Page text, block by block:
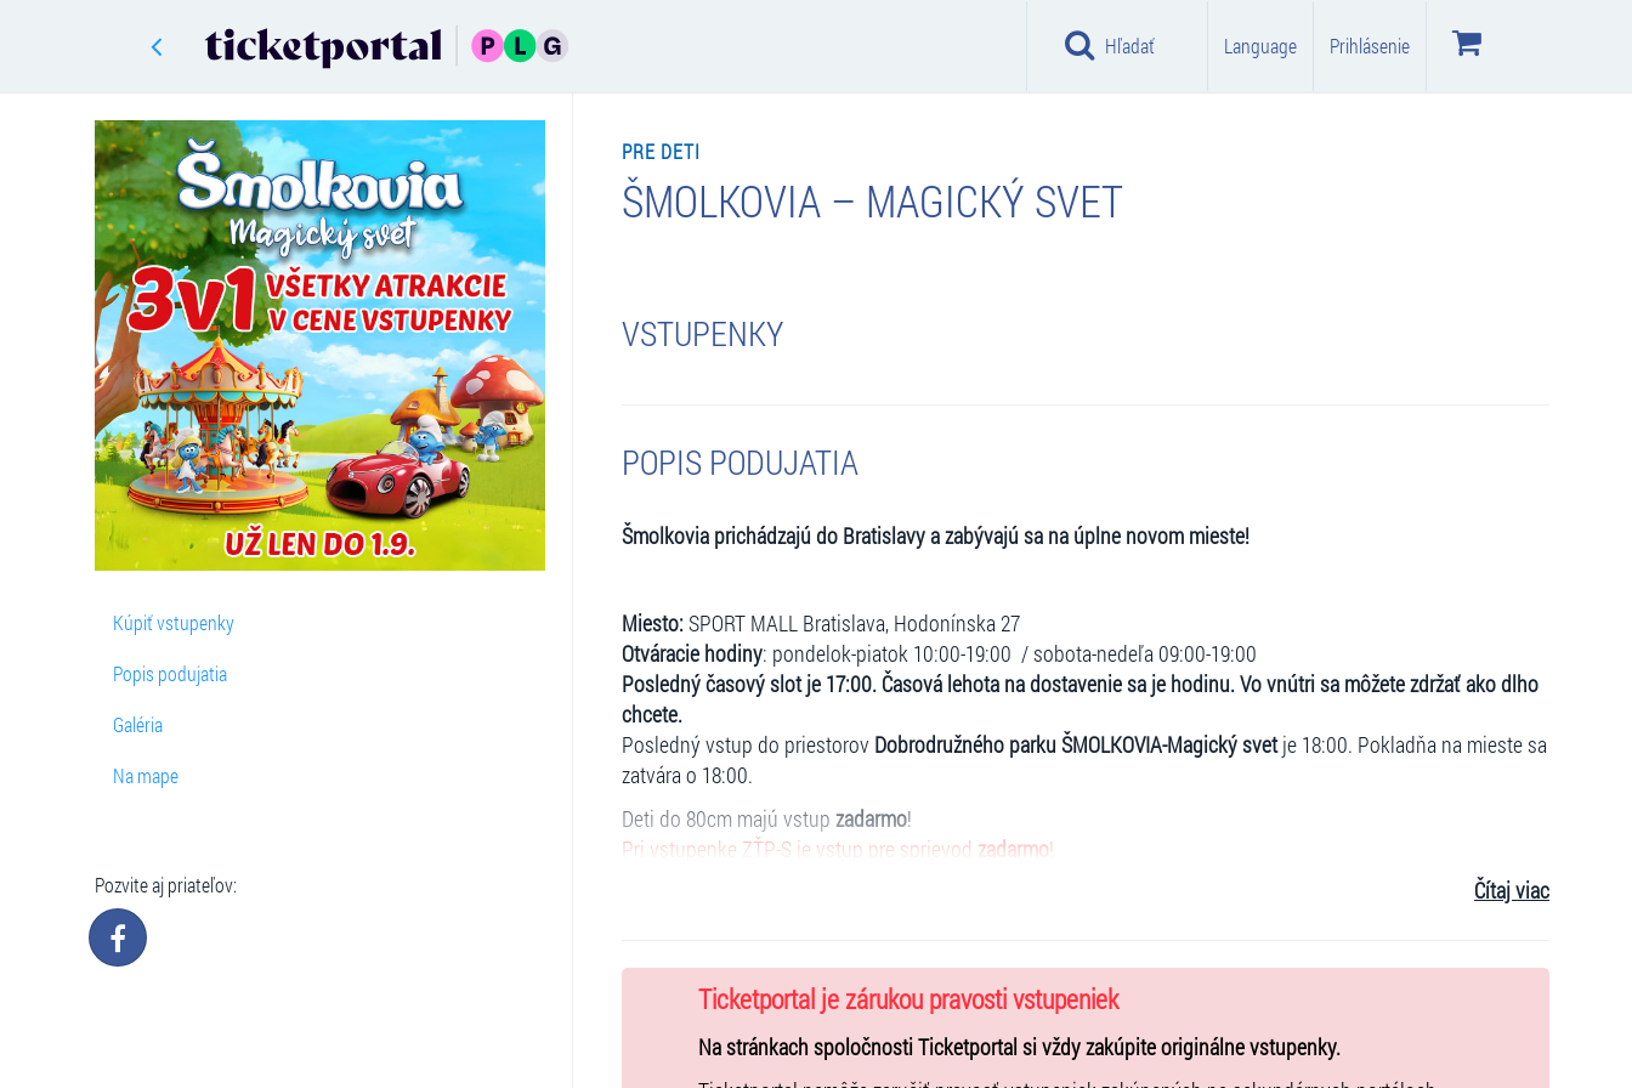
Hľadať Language Prihlásenie
Kúpiť vstupenky
Popis podujatia
Galéria
Na mape
Pozvite aj priateľov:
PRE DETI
ŠMOLKOVIA – MAGICKÝ SVET
VSTUPENKY
POPIS PODUJATIA
Šmolkovia prichádzajú do Bratislavy a zabývajú sa na úplne novom mieste!
Miesto: SPORT MALL Bratislava, Hodonínska 27
Otváracie hodiny: pondelok-piatok 10:00-19:00 / sobota-nedeľa 09:00-19:00
Posledný časový slot je 17:00. Časová lehota na dostavenie sa je hodinu. Vo vnútri sa môžete zdržať ako dlho
chcete.
Posledný vstup do priestorov Dobrodružného parku ŠMOLKOVIA-Magický svetje 18:00. Pokladňa na mieste sa
zatvára o 18:00.
Deti do 80cm majú vstup zadarmo!
Pri vstupenke ZŤP-S je vstup pre sprievod zadarmo!
VIP Golden Ticket– Voľný vstup do parku kedykoľvek bez časového obmedzenia alebo povinnej rezervácie
vstupu. Prednostný vstup do sveta Šmolkov a na atrakcie virtuálnej reality. VIP Golden Ticket oprávňuje na
jednorazový vstup a je platný 60 dní od dátumu zakúpenia.
Čítaj viac
Ticketportal je zárukou pravosti vstupeniek
Na stránkach spoločnosti Ticketportal si vždy zakúpite originálne vstupenky.